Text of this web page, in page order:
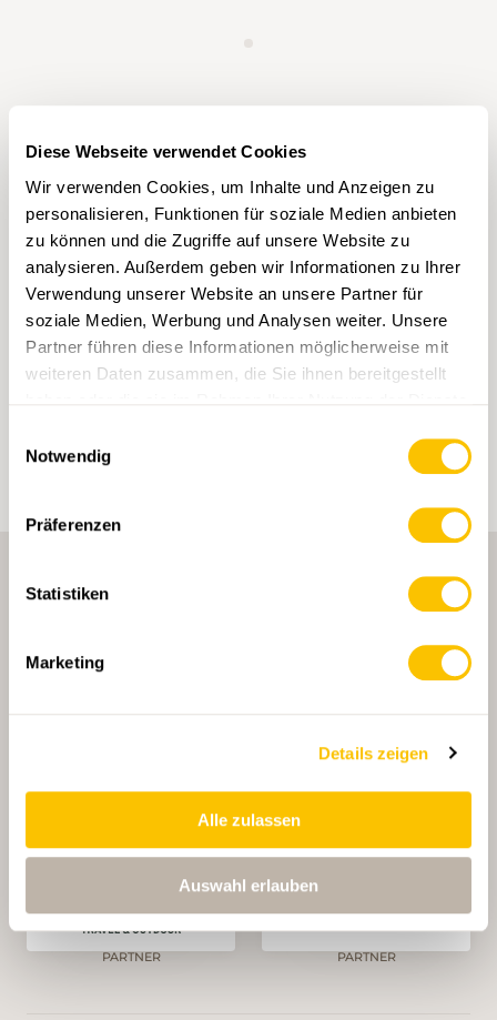
Diese Webseite verwendet Cookies
Wir verwenden Cookies, um Inhalte und Anzeigen zu
personalisieren, Funktionen für soziale Medien anbieten
zu können und die Zugriffe auf unsere Website zu
analysieren. Außerdem geben wir Informationen zu Ihrer
Verwendung unserer Website an unsere Partner für
soziale Medien, Werbung und Analysen weiter. Unsere
Partner führen diese Informationen möglicherweise mit
weiteren Daten zusammen, die Sie ihnen bereitgestellt
Notwendig
Präferenzen
Statistiken
Marketing
Details zeigen
Alle zulassen
Auswahl erlauben
TAGS
Spenden Legate
Mit Klick auf ein Tag können Sie dieses in Ihrem
Account hinzufügen und erhalten auf Ihre
PARTNER PARTNER